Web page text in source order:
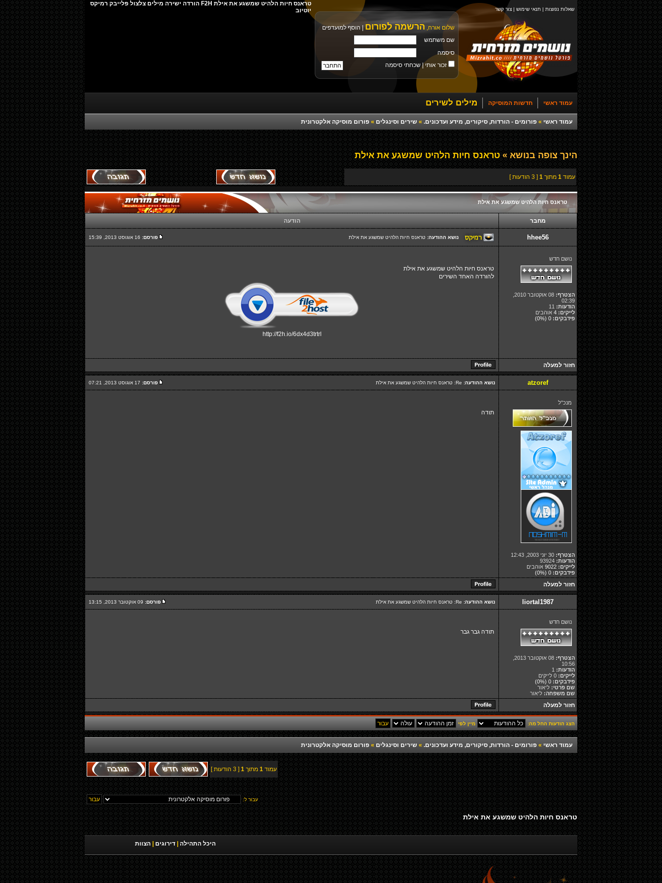
שאלות נפוצות | תנאי שימוש | צור קשר
שלום אורח, הרשמה לפורום
הוסף למועדפים
שם משתמש
סיסמה
זכור אותי |שכחתי סיסמה
טראנס חיות הלהיט שמשגע את אילת F2H הורדה ישירה מילים צלצול פלייבק רמיקס
יוטיוב
עמוד ראשי חדשות המוסיקה מילים לשירים
עמוד ראשי » פורומים - הורדות, סיקורים, מידע ועדכונים. » שירים וסינגלים » פורום מוסיקה אלקטרונית
הינך צופה בנושא » טראנס חיות הלהיט שמשגע את אילת
עמוד 1 מתוך 1 [ 3 הודעות ]
טראנס חיות הלהיט שמשגע את אילת
מחבר הודעה
hhee56 נושא ההודעה: טראנס חיות הלהיט שמשגע את אילת פורסם:
נושם חדש
הצטרף:
02:39
הודעות:
לייקים: 4 אוהבים
פידבקים: 0
(0%)
טראנס חיות הלהיט שמשגע את אילת
להורדה האחד השירים
http://f2h.io/6dx4d3trtrl
חזור למעלה
atzoref נושא ההודעה: פורסם:
מנכ"ל
הצטרף:
הודעות:
לייקים: 9022 אוהבים
פידבקים: 0
(0%)
תודה
חזור למעלה
liortal1987 נושא ההודעה: פורסם:
נושם חדש
הצטרף:
10:56
הודעות:
לייקים:
פידבקים: 0
(0%)
שם פרטי: ליאור
שם משפחה: ליאור
תודה גבר גבר
חזור למעלה
הצג הודעות החל מה: מיין לפי
עמוד ראשי » פורומים - הורדות, סיקורים, מידע ועדכונים. » שירים וסינגלים » פורום מוסיקה אלקטרונית
עמוד 1 מתוך 1 [ 3 הודעות ]
עבור ל:
טראנס חיות הלהיט שמשגע את אילת
היכל התהילה דירוגים הצוות